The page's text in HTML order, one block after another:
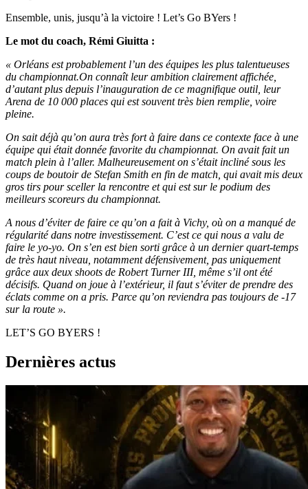
Ensemble, unis, jusqu’à la victoire ! Let’s Go BYers !
Le mot du coach, Rémi Giuitta :
« Orléans est probablement l’un des équipes les plus talentueuses
du championnat.On connaît leur ambition clairement affichée,
d’autant plus depuis l’inauguration de ce magnifique outil, leur
Arena de 10 000 places qui est souvent très bien remplie, voire
pleine.
On sait déjà qu’on aura très fort à faire dans ce contexte face à une
équipe qui était donnée favorite du championnat. On avait fait un
match plein à l’aller. Malheureusement on s’était incliné sous les
coups de boutoir de Stefan Smith en fin de match, qui avait mis deux
gros tirs pour sceller la rencontre et qui est sur le podium des
meilleurs scoreurs du championnat.
A nous d’éviter de faire ce qu’on a fait à Vichy, où on a manqué de
régularité dans notre investissement. C’est ce qui nous a valu de
faire le yo-yo. On s’en est bien sorti grâce à un dernier quart-temps
de très haut niveau, notamment défensivement, pas uniquement
grâce aux deux shoots de Robert Turner III, même s’il ont été
décisifs. Quand on joue à l’extérieur, il faut s’éviter de prendre des
éclats comme on a pris. Parce qu’on reviendra pas toujours de -17
sur la route ».
LET’S GO BYERS !
Dernières actus